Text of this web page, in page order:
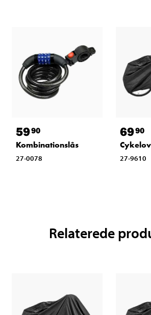
5990
Kombinationslås
27-0078
6990
27-9610
Relaterede